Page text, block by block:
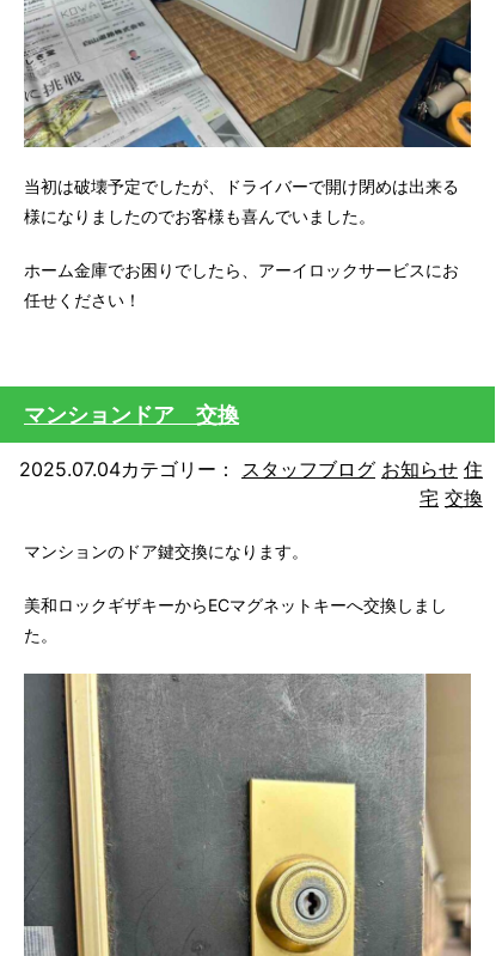
当初は破壊予定でしたが、ドライバーで開け閉めは出来る
様になりましたのでお客様も喜んでいました。
ホーム金庫でお困りでしたら、アーイロックサービスにお
任せください！
マンションドア 交換
2025.07.04カテゴリー： スタッフブログ お知らせ 住
宅 交換
マンションのドア鍵交換になります。
美和ロックギザキーからECマグネットキーへ交換しまし
た。